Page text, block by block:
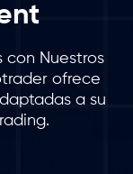
con Nuestros
ofrece
a su